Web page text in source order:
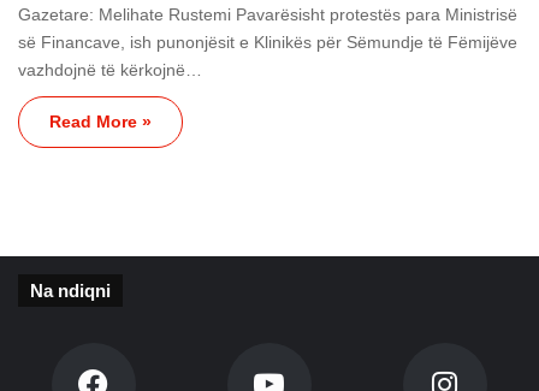
Gazetare: Melihate Rustemi Pavarësisht protestës para Ministrisë
së Financave, ish punonjësit e Klinikës për Sëmundje të Fëmijëve
vazhdojnë të kërkojnë…
Read More »
Na ndiqni